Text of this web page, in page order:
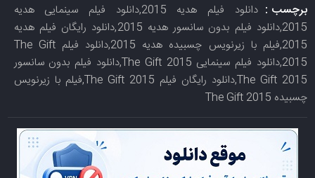
برچسب :
دانلود فیلم هدیه 2015,دانلود فیلم سینمایی هدیه
2015,دانلود فیلم بدون سانسور هدیه 2015,دانلود رایگان فیلم هدیه
2015,فیلم با زیرنویس چسبیده هدیه 2015,دانلود فیلم The Gift
2015,دانلود فیلم سینمایی The Gift 2015,دانلود فیلم بدون سانسور
The Gift 2015,دانلود رایگان فیلم The Gift 2015,فیلم با زیرنویس
چسبیده The Gift 2015